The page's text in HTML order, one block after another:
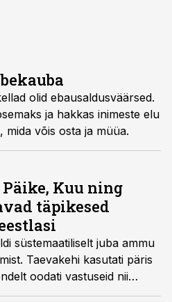
olid ebausaldusväärsed.
ja hakkas inimeste elu
mida võis osta ja müüa.
Kuu ning
täpikesed
süstemaatiliselt juba ammu
Taevakehi kasutati päris
oodati vastuseid nii
küsimustele. Päike, Kuu